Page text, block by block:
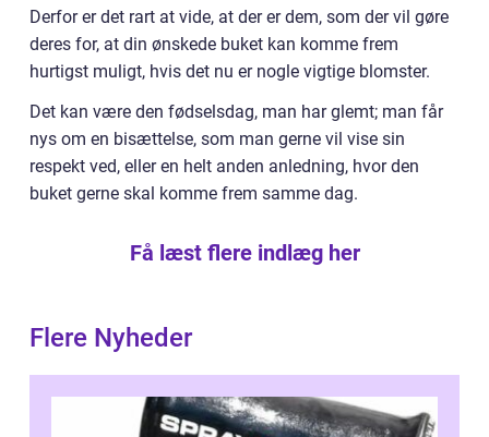
Derfor er det rart at vide, at der er dem, som der vil gøre
deres for, at din ønskede buket kan komme frem
hurtigst muligt, hvis det nu er nogle vigtige blomster.
Det kan være den fødselsdag, man har glemt; man får
nys om en bisættelse, som man gerne vil vise sin
respekt ved, eller en helt anden anledning, hvor den
buket gerne skal komme frem samme dag.
Få læst flere indlæg her
Flere Nyheder